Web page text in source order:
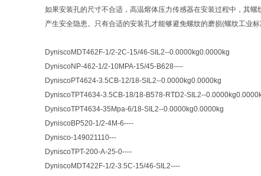
如果安装孔的尺寸不合适，高温熔体压力传感器在安装过程中，其
产生安全隐患。只有合适的安装孔才能够避免螺纹的磨损(螺纹工业
DyniscoMDT462F-1/2-2C-15/46-SIL2--0.0000kg0.0000kg
DyniscoNP-462-1/2-10MPA-15/45-B628----
DyniscoPT4624-3.5CB-12/18-SIL2--0.0000kg0.0000kg
DyniscoTPT4634-3.5CB-18/18-B578-RTD2-SIL2--
DyniscoTPT4634-35Mpa-6/18-SIL2--0.0000kg0.0000kg
DyniscoBP520-1/2-4M-6----
Dynisco-149021110---
DyniscoTPT-200-A-25-0----
DyniscoMDT422F-1/2-3.5C-15/46-SIL2----